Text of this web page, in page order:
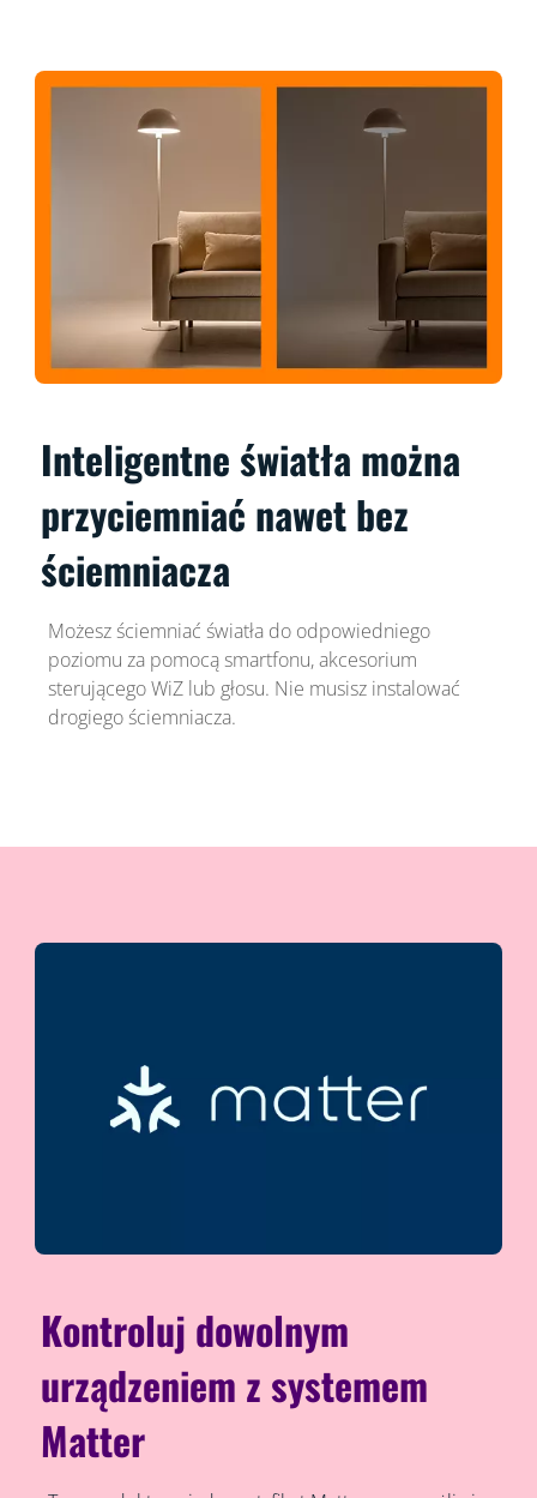
Inteligentne światła można
przyciemniać nawet bez
ściemniacza
Możesz ściemniać światła do odpowiedniego
poziomu za pomocą smartfonu, akcesorium
sterującego WiZ lub głosu. Nie musisz instalować
drogiego ściemniacza.
Kontroluj dowolnym
urządzeniem z systemem
Matter